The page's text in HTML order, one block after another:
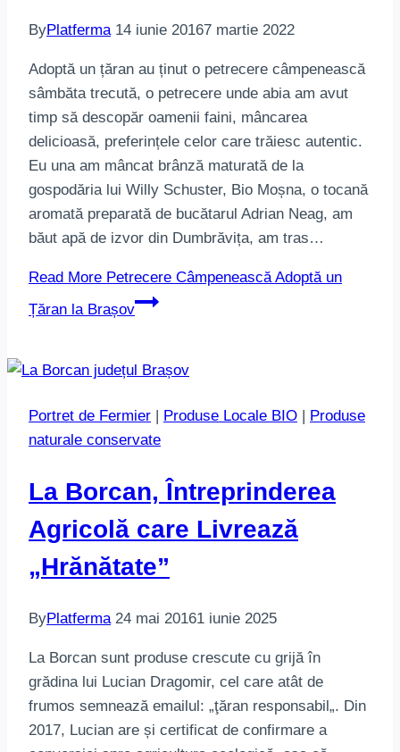
ByPlatferma 14 iunie 20167 martie 2022
Adoptă un țăran au ținut o petrecere câmpenească
sâmbăta trecută, o petrecere unde abia am avut
timp să descopăr oamenii faini, mâncarea
delicioasă, preferințele celor care trăiesc autentic.
Eu una am mâncat brânză maturată de la
gospodăria lui Willy Schuster, Bio Moșna, o tocană
aromată preparată de bucătarul Adrian Neag, am
băut apă de izvor din Dumbrăvița, am tras…
Read More Petrecere Câmpenească Adoptă un
Țăran la Brașov
Portret de Fermier Produse Locale BIO
Produse
naturale conservate
La Borcan, Întreprinderea
Agricolă care Livrează
„Hrănătate”
ByPlatferma 24 mai 20161 iunie 2025
La Borcan sunt produse crescute cu grijă în
grădina lui Lucian Dragomir, cel care atât de
frumos semnează emailul: „ţăran responsabil„. Din
2017, Lucian are și certificat de confirmare a